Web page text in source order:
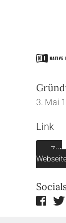
3. Mai
Link
Zur